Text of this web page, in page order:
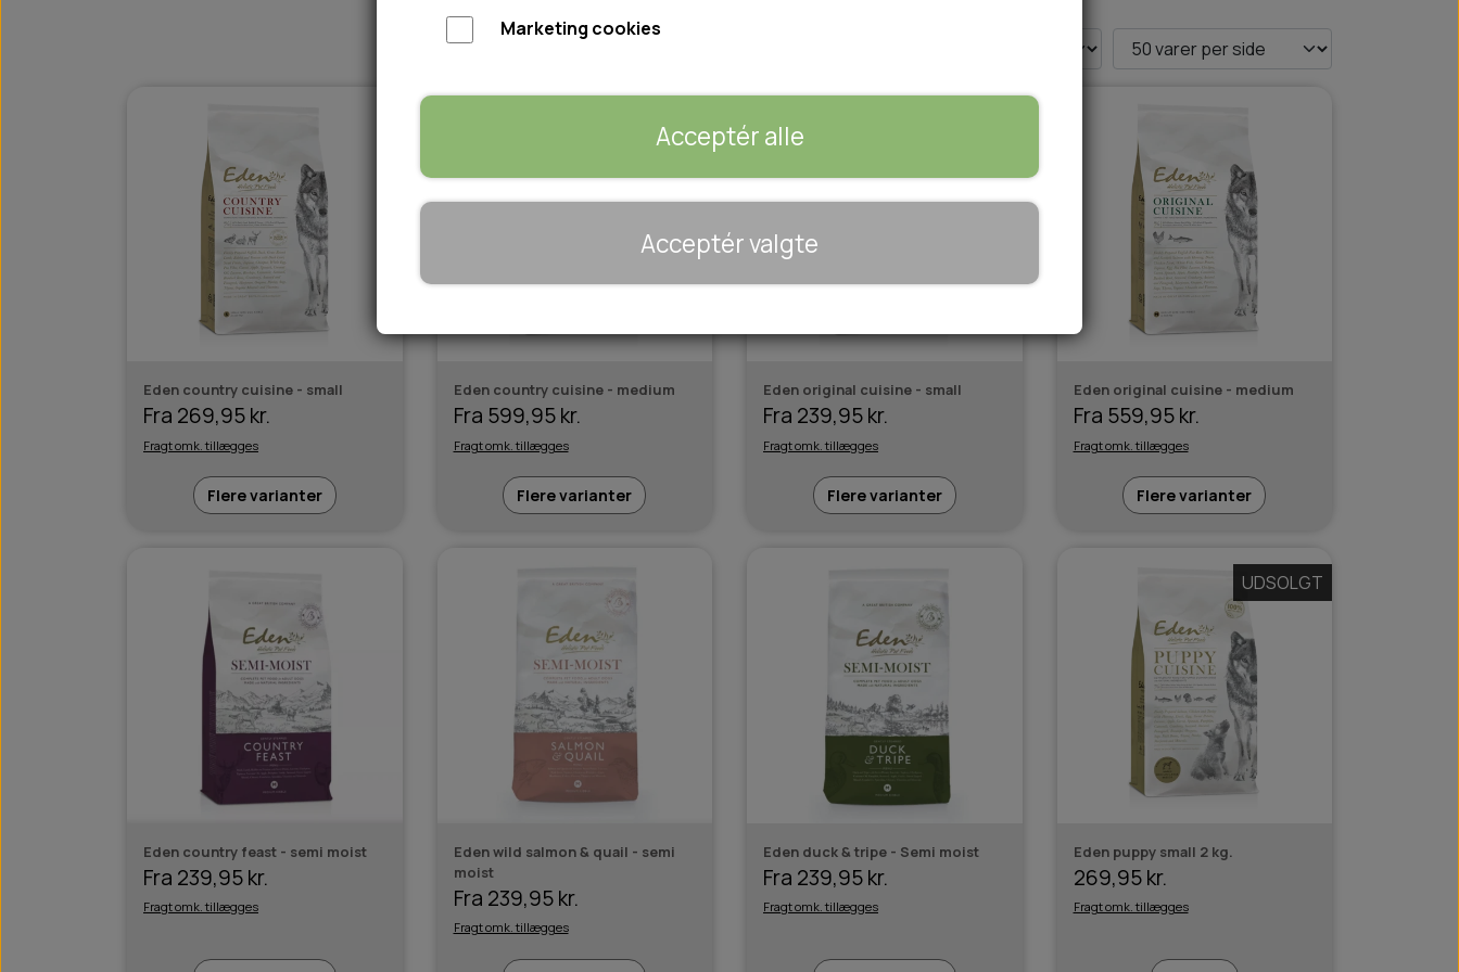
TOPPING TIL TØRFODER
🐾 UDSTYR & KOMFORT
TRANSPORT
SENGE OG TÆPPER
SOMMERTING
🏕️ TRÆNING & AKTIVITET
TRÆNING
AKTIVITETSLEGETØJ
Eden country cuisine - small
Fra 269,95 kr.
Fragt omk. tillægges
Flere varianter
Eden country cuisine - medium
Fra 599,95 kr.
Fragt omk. tillægges
Flere varianter
Eden original cuisine - small
Fra 239,95 kr.
Fragt omk. tillægges
Flere varianter
Eden original cuisine - medium
Fra 559,95 kr.
Fragt omk. tillægges
Flere varianter
Eden country feast - semi moist
Fra 239,95 kr.
Fragt omk. tillægges
Eden wild salmon & quail - semi
moist
Fra 239,95 kr.
Fragt omk. tillægges
Eden duck & tripe - Semi moist
Fra 239,95 kr.
Fragt omk. tillægges
UDSOLGT
Eden puppy small 2 kg.
269,95 kr.
Fragt omk. tillægges
Marketing cookies
Acceptér alle
Acceptér valgte